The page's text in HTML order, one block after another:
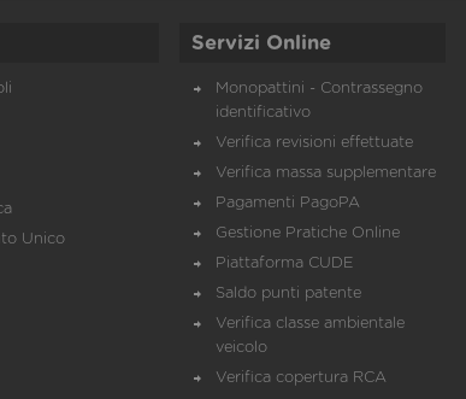
Unico
Servizi Online
Monopattini - Contrassegno
identificativo
Verifica revisioni effettuate
Verifica massa supplementare
Pagamenti PagoPA
Gestione Pratiche Online
Piattaforma CUDE
Saldo punti patente
Verifica classe ambientale
veicolo
Verifica copertura RCA